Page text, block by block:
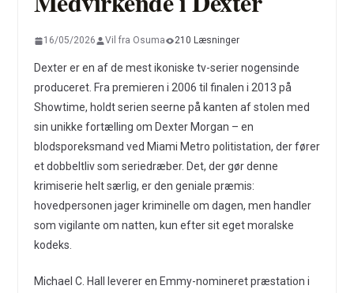
16/05/2026 Vil fra Osuma 210 Læsninger
Dexter er en af de mest ikoniske tv-serier nogensinde
produceret. Fra premieren i 2006 til finalen i 2013 på
Showtime, holdt serien seerne på kanten af stolen med
sin unikke fortælling om Dexter Morgan – en
blodsporeksmand ved Miami Metro politistation, der fører
et dobbeltliv som seriedræber. Det, der gør denne
krimiserie helt særlig, er den geniale præmis:
hovedpersonen jager kriminelle om dagen, men handler
som vigilante om natten, kun efter sit eget moralske
kodeks.
Michael C. Hall leverer en Emmy-nomineret præstation i